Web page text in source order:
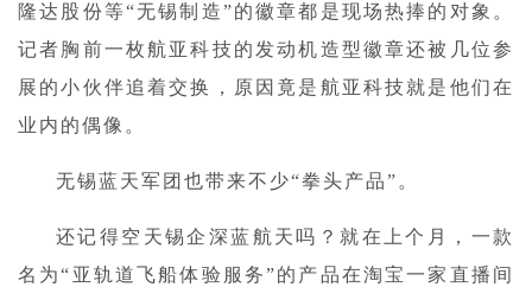
隆达股份等“无锡制造”的徽章都是现场热捧的对象。
记者胸前一枚航亚科技的发动机造型徽章还被几位参
展的小伙伴追着交换，原因竟是航亚科技就是他们在
业内的偶像。
无锡蓝天军团也带来不少“拳头产品”。
还记得空天锡企深蓝航天吗？就在上个月，一款
名为“亚轨道飞船体验服务”的产品在淘宝一家直播间